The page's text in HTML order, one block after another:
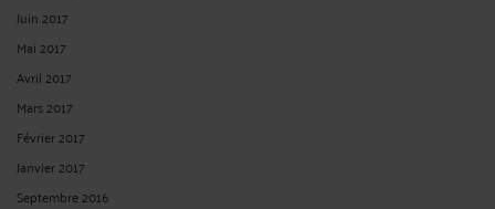
Juin 2017
Mai 2017
Avril 2017
Mars 2017
Février 2017
Janvier 2017
Septembre 2016